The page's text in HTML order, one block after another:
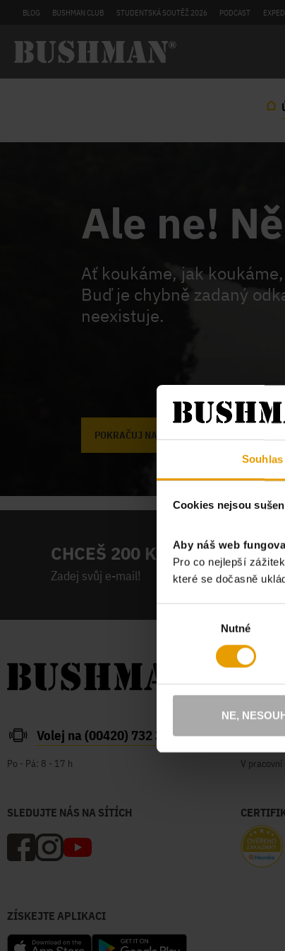
Souhlas
Cookies nejsou
Aby náš web
Pro co nejlepší
které se dočasně
Nutné
NE,
BLOG BUSHMAN CLUB STUDENTSKÁ SOUTĚŽ 2026 PODCAST
Ale ne!
Ať koukáme, jak
Buď je chybně zadaný
neexistuje.
POKRAČUJ NA ÚVODNÍ STRÁNKU
CHCEŠ 200 KČ NA PRVNÍ
Zadej svůj e-mail!
Volej na (00420) 732 387 626
Po - Pá: 8 - 17 h V
SLEDUJTE NÁS NA SÍTÍCH
ZÍSKEJTE APLIKACI